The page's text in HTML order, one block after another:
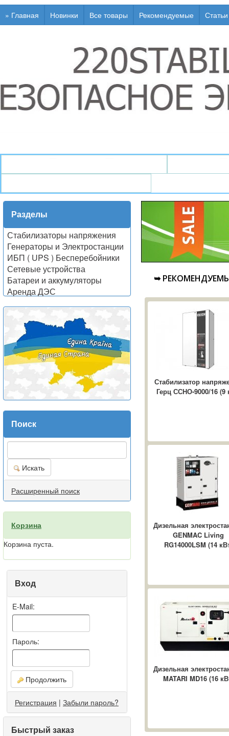
» Главная Новинки Все товары Рекомендуемые Статьи
Разделы
Стабилизаторы напряжения
Генераторы и Электростанции
ИБП ( UPS ) Бесперебойники
Сетевые устройства
Батареи и аккумуляторы
Аренда ДЭС
Поиск
Искать
Расширенный поиск
Корзина
Корзина пуста.
Вход
E-Mail:
Пароль:
Продолжить
Регистрация | Забыли пароль?
Быстрый заказ
➥
Стабилизатор
Герц ССНО-9000/16 (9
Дизельная
GENMAC Living
RG14000LSM (14
Дизельная
MATARI MD16 (16